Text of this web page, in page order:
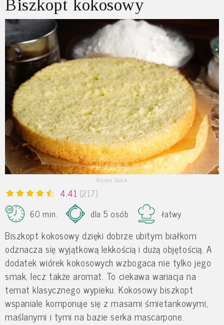
Biszkopt kokosowy
Adobe Stock
4.41 (217)
60 min.
dla 5 osób łatwy
Biszkopt kokosowy dzięki dobrze ubitym białkom
odznacza się wyjątkową lekkością i dużą objętością. A
dodatek wiórek kokosowych wzbogaca nie tylko jego
smak, lecz także aromat. To ciekawa wariacja na
temat klasycznego wypieku. Kokosowy biszkopt
wspaniale komponuje się z masami śmietankowymi,
maślanymi i tymi na bazie serka mascarpone.